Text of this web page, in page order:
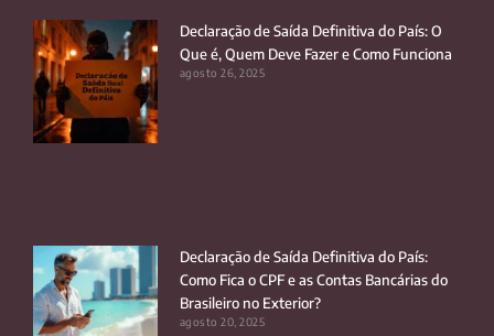
Declaração de Saída Definitiva do País: O
Que é, Quem Deve Fazer e Como Funciona
agosto 26, 2025
Declaração de Saída Definitiva do País:
Como Fica o CPF e as Contas Bancárias do
Brasileiro no Exterior?
agosto 20, 2025